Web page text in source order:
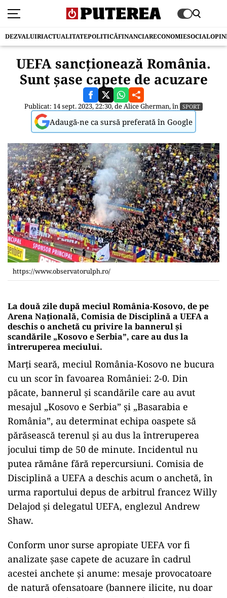
DEZVALUIRIACTUALITATEPOLITICĂFINANCIARECONOMIESOCIAL
UEFA sancționează România.
Sunt șase capete de acuzare
Publicat: 14 sept. 2023, 22:30, deAlice Gherman, în SPORT
Adaugă-ne ca sursă preferată în Google
https://www.observatorulph.ro/
La două zile după meciul România-Kosovo, de pe
Arena Națională, Comisia de Disciplină a UEFA a
deschis o anchetă cu privire la bannerul și
scandările „Kosovo e Serbia”, care au dus la
întreruperea meciului.
Marți seară, meciul România-Kosovo ne bucura
cu un scor în favoarea României: 2-0. Din
păcate, bannerul și scandările care au avut
mesajul „Kosovo e Serbia” și „Basarabia e
România”, au determinat echipa oaspete să
părăsească terenul și au dus la întreruperea
jocului timp de 50 de minute. Incidentul nu
putea rămâne fără repercursiuni. Comisia de
Disciplină a UEFA a deschis acum o anchetă, în
urma raportului depus de arbitrul francez Willy
Delajod și delegatul UEFA, englezul Andrew
Shaw.
Conform unor surse apropiate UEFA vor fi
analizate șase capete de acuzare în cadrul
acestei anchete și anume: mesaje provocatoare
de natură ofensatoare (bannere ilicite, nu doar